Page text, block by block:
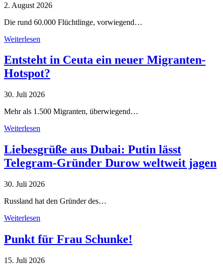
2. August 2026
Die rund 60.000 Flüchtlinge, vorwiegend…
Weiterlesen
Entsteht in Ceuta ein neuer Migranten-
Hotspot?
30. Juli 2026
Mehr als 1.500 Migranten, überwiegend…
Weiterlesen
Liebesgrüße aus Dubai: Putin lässt
Telegram-Gründer Durow weltweit jagen
30. Juli 2026
Russland hat den Gründer des…
Weiterlesen
Punkt für Frau Schunke!
15. Juli 2026